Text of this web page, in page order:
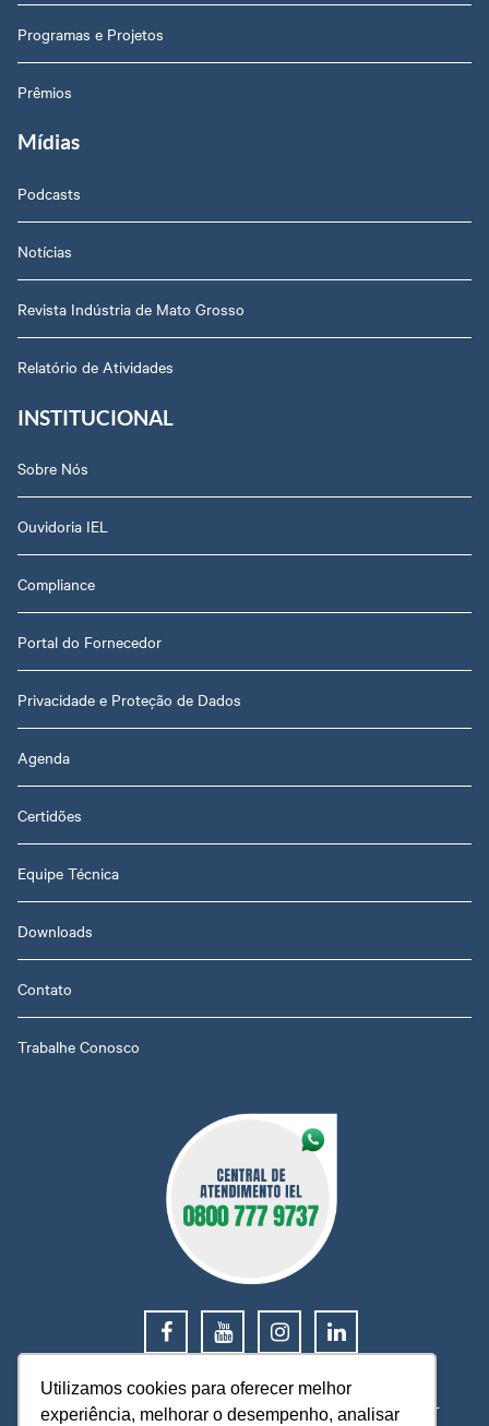
Utilizamos cookies para oferecer melhor
experiência, melhorar o desempenho, analisar
Programas e Projetos
Prêmios
Mídias
Podcasts
Notícias
Revista Indústria de Mato Grosso
Relatório de Atividades
INSTITUCIONAL
Sobre Nós
Ouvidoria IEL
Compliance
Portal do Fornecedor
Privacidade e Proteção de Dados
Agenda
Certidões
Equipe Técnica
Downloads
Contato
Trabalhe Conosco
0800 777 9737
O IEL MT está a sua disposição, pronto para esclarecer